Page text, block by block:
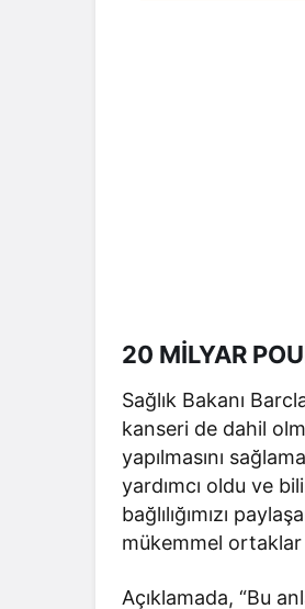
20 MİLYAR
Sağlık Bakanı
kanseri de dahil
yapılmasını
yardımcı oldu ve
bağlılığımızı
mükemmel
Açıklamada, “Bu